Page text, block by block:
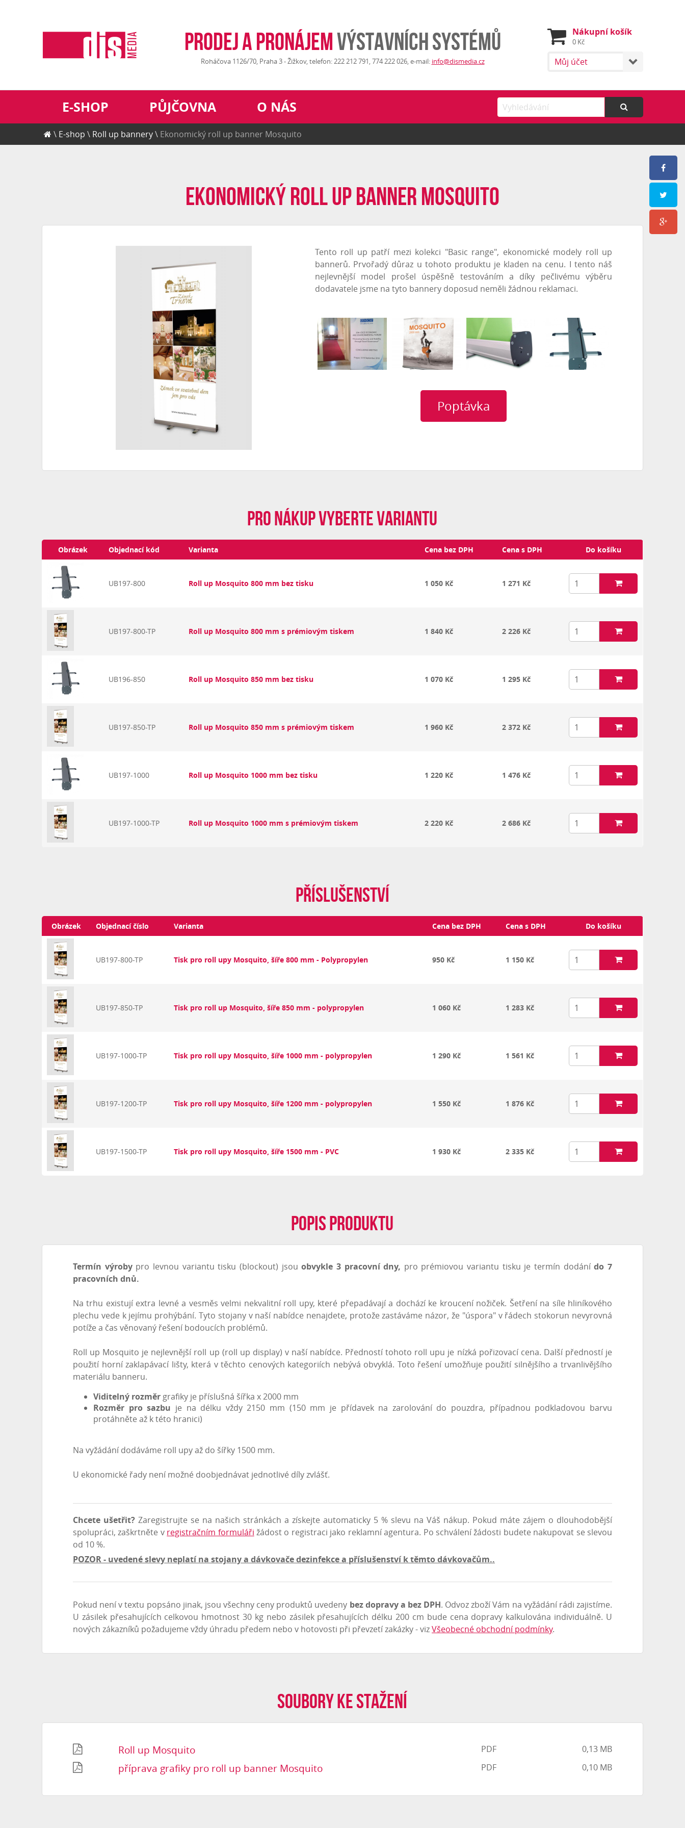
Prodej a pronájemvýstavních systémů
Roháčova 1126/70, Praha 3 - Žižkov, telefon: 222 212 791, 774 222 026, e-mail: info@dismedia.cz
Nákupní košík
0 Kč
Můj účet
E-SHOP PŮJČOVNA O NÁS
E-shop Roll up bannery Ekonomický roll up banner Mosquito
Ekonomický roll up banner Mosquito
Tento roll up patří mezi kolekci "Basic range", ekonomické modely roll up
bannerů. Prvořadý důraz u tohoto produktu je kladen na cenu. I tento náš
nejlevnější model prošel úspěšně testováním a díky pečlivému výběru
dodavatele jsme na tyto bannery doposud neměli žádnou reklamaci.
Poptávka
Pro nákup vyberte variantu
Obrázek Objednací kód Varianta Cena bez DPH Cena s DPH Do košíku
UB197-800 Roll up Mosquito 800 mm bez tisku 1 050 Kč 1 271 Kč
UB197-800-TP Roll up Mosquito 800 mm s prémiovým tiskem 1 840 Kč 2 226 Kč
UB196-850 Roll up Mosquito 850 mm bez tisku 1 070 Kč 1 295 Kč
UB197-850-TP Roll up Mosquito 850 mm s prémiovým tiskem 1 960 Kč 2 372 Kč
UB197-1000 Roll up Mosquito 1000 mm bez tisku 1 220 Kč 1 476 Kč
UB197-1000-TP Roll up Mosquito 1000 mm s prémiovým tiskem 2 220 Kč 2 686 Kč
Příslušenství
Obrázek Objednací číslo Varianta Cena bez DPH Cena s DPH Do košíku
UB197-800-TP Tisk pro roll upy Mosquito, šíře 800 mm - Polypropylen 950 Kč 1 150 Kč
UB197-850-TP Tisk pro roll up Mosquito, šíře 850 mm - polypropylen 1 060 Kč 1 283 Kč
UB197-1000-TP Tisk pro roll upy Mosquito, šíře 1000 mm - polypropylen 1 290 Kč 1 561 Kč
UB197-1200-TP Tisk pro roll upy Mosquito, šíře 1200 mm - polypropylen 1 550 Kč 1 876 Kč
UB197-1500-TP Tisk pro roll upy Mosquito, šíře 1500 mm - PVC 1 930 Kč 2 335 Kč
Popis produktu
Termín výrobypro levnou variantu tisku (blockout) jsouobvykle 3 pracovní dny, pro prémiovou variantu tisku je termín dodánído 7
pracovních dnů.
Na trhu existují extra levné a vesměs velmi nekvalitní roll upy, které přepadávají a dochází ke kroucení nožiček. Šetření na síle hliníkového
plechu vede k jejímu prohýbání. Tyto stojany v naší nabídce nenajdete, protože zastáváme názor, že "úspora" v řádech stokorun nevyrovná
potíže a čas věnovaný řešení bodoucích problémů.
Roll up Mosquito je nejlevnější roll up (roll up display) v naší nabídce. Předností tohoto roll upu je nízká pořizovací cena. Další předností je
použití horní zaklapávací lišty, která v těchto cenových kategoriích nebývá obvyklá. Toto řešení umožňuje použití silnějšího a trvanlivějšího
materiálu banneru.
Viditelný rozměr grafiky je příslušná šířka x 2000 mm
Rozměr pro sazbu je na délku vždy 2150 mm (150 mm je přídavek na zarolování do pouzdra, případnou podkladovou barvu
protáhněte až k této hranici)
Na vyžádání dodáváme roll upy až do šířky 1500 mm.
U ekonomické řady není možné doobjednávat jednotlivé díly zvlášť.
Chcete ušetřit? Zaregistrujte se na našich stránkách a získejte automaticky 5 % slevu na Váš nákup. Pokud máte zájem o dlouhodobější
spolupráci, zaškrtněte v registračním formuláři žádost o registraci jako reklamní agentura. Po schválení žádosti budete nakupovat se slevou
od 10 %.
POZOR- uvedené slevy neplatí na stojany a dávkovače dezinfekce a příslušenství k těmto dávkovačům..
Pokud není v textu popsáno jinak, jsou všechny ceny produktů uvedeny bez dopravy a bez DPH. Odvoz zboží Vám na vyžádání rádi zajistíme.
U zásilek přesahujících celkovou hmotnost 30 kg nebo zásilek přesahujících délku 200 cm bude cena dopravy kalkulována individuálně. U
nových zákazníků požadujeme vždy úhradu předem nebo v hotovosti při převzetí zakázky - vizVšeobecné obchodní podmínky.
Soubory ke stažení
Roll up Mosquito PDF 0,13 MB
příprava grafiky pro roll up banner Mosquito PDF 0,10 MB